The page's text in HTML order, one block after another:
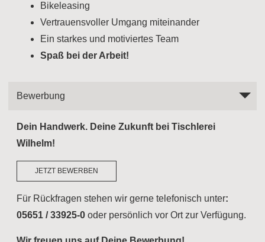
Bikeleasing
Vertrauensvoller Umgang miteinander
Ein starkes und motiviertes Team
Spaß bei der Arbeit!
Bewerbung
Dein Handwerk. Deine Zukunft bei Tischlerei
Wilhelm!
JETZT BEWERBEN
Für Rückfragen stehen wir gerne telefonisch unter:
05651 / 33925-0 oder persönlich vor Ort zur Verfügung.